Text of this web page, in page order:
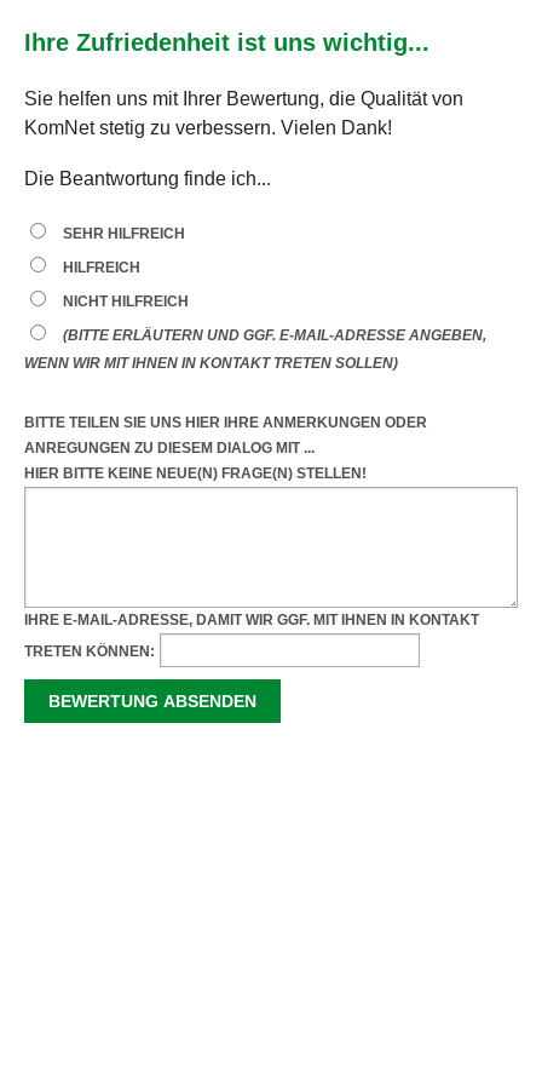
Ihre Zufriedenheit ist uns wichtig...
Sie helfen uns mit Ihrer Bewertung, die Qualität von
KomNet stetig zu verbessern. Vielen Dank!
Die Beantwortung finde ich...
SEHR HILFREICH
HILFREICH
NICHT HILFREICH
(BITTE ERLÄUTERN UND GGF. E-MAIL-ADRESSE ANGEBEN,
WENN WIR MIT IHNEN IN KONTAKT TRETEN SOLLEN)
BITTE TEILEN SIE UNS HIER IHRE ANMERKUNGEN ODER
ANREGUNGEN ZU DIESEM DIALOG MIT ...
HIER BITTE KEINE NEUE(N) FRAGE(N) STELLEN!
IHRE E-MAIL-ADRESSE, DAMIT WIR GGF. MIT IHNEN IN KONTAKT
TRETEN KÖNNEN: